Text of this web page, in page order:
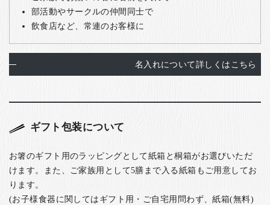
部活動やサークルの仲間同士で
飲食店など、常連のお客様に
名入れについて詳しくはこちら
ギフト包装について
お箸のギフト用のラッピングとして紙箱と桐箱がお選びいただ
けます。また、ご家族用として5膳まで入る紙箱もご用意してお
ります。
(お子様食器に関してはギフト用・ご自宅用問わず、紙箱(無料)